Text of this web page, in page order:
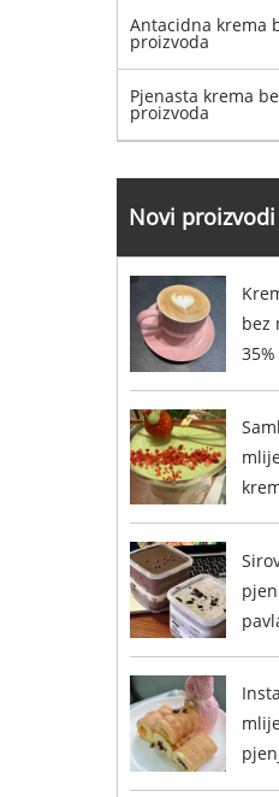
Antacidna krema
proizvoda
Pjenasta krema
proizvoda
Novi proizvodi
bez